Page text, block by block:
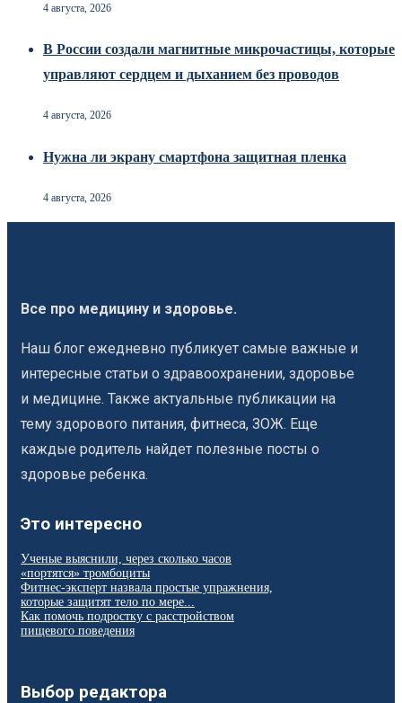
4 августа, 2026
В России создали магнитные микрочастицы, которые
управляют сердцем и дыханием без проводов
4 августа, 2026
Нужна ли экрану смартфона защитная пленка
4 августа, 2026
Все про медицину и здоровье.
Наш блог ежедневно публикует самые важные и
интересные статьи о здравоохранении, здоровье
и медицине. Также актуальные публикации на
тему здорового питания, фитнеса, ЗОЖ. Еще
каждые родитель найдет полезные посты о
здоровье ребенка.
Это интересно
Ученые выяснили, через сколько часов
«портятся» тромбоциты
Фитнес-эксперт назвала простые упражнения,
которые защитят тело по мере...
Как помочь подростку с расстройством
пищевого поведения
Выбор редактора